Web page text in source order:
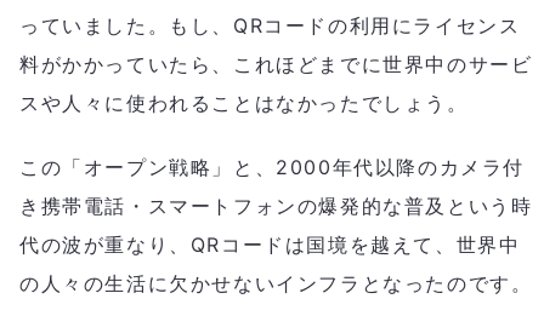
っていました。もし、QRコードの利用にライセンス
料がかかっていたら、これほどまでに世界中のサービ
スや人々に使われることはなかったでしょう。
この「オープン戦略」と、2000年代以降のカメラ付
き携帯電話・スマートフォンの爆発的な普及という時
代の波が重なり、QRコードは国境を越えて、世界中
の人々の生活に欠かせないインフラとなったのです。